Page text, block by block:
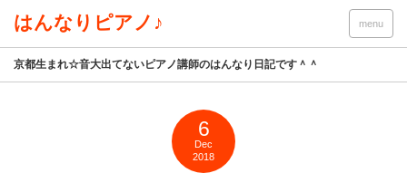
はんなりピアノ♪ menu
京都生まれ☆音大出てないピアノ講師のはんなり日記です＾＾
6
Dec
2018